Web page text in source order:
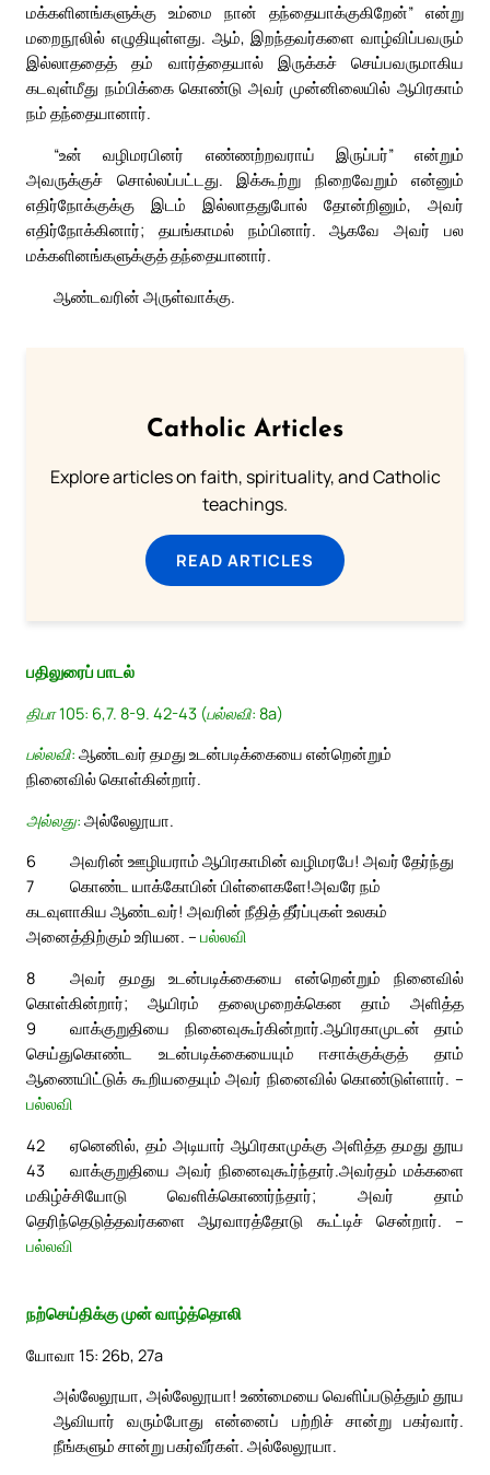
மக்களினங்களுக்கு உம்மை நான் தந்தையாக்குகிறேன்” என்று
மறைநூலில் எழுதியுள்ளது. ஆம், இறந்தவர்களை வாழ்விப்பவரும்
இல்லாததைத் தம் வார்த்தையால் இருக்கச் செய்பவருமாகிய
கடவுள்மீது நம்பிக்கை கொண்டு அவர் முன்னிலையில் ஆபிரகாம்
நம் தந்தையானார்.
“உன் வழிமரபினர் எண்ணற்றவராய் இருப்பர்” என்றும்
அவருக்குச் சொல்லப்பட்டது. இக்கூற்று நிறைவேறும் என்னும்
எதிர்நோக்குக்கு இடம் இல்லாததுபோல் தோன்றினும், அவர்
எதிர்நோக்கினார்; தயங்காமல் நம்பினார். ஆகவே அவர் பல
மக்களினங்களுக்குத் தந்தையானார்.
ஆண்டவரின் அருள்வாக்கு.
Catholic Articles
Explore articles on faith, spirituality, and Catholic
teachings.
READ ARTICLES
பதிலுரைப் பாடல்
திபா 105: 6,7. 8-9. 42-43 (பல்லவி: 8a)
பல்லவி: ஆண்டவர் தமது உடன்படிக்கையை என்றென்றும்
நினைவில் கொள்கின்றார்.
அல்லது: அல்லேலூயா.
6
அவரின் ஊழியராம் ஆபிரகாமின் வழிமரபே! அவர் தேர்ந்து
கொண்ட யாக்கோபின் பிள்ளைகளே!
7
அவரே நம்
கடவுளாகிய ஆண்டவர்! அவரின் நீதித் தீர்ப்புகள் உலகம்
அனைத்திற்கும் உரியன. – பல்லவி
8
அவர் தமது உடன்படிக்கையை என்றென்றும் நினைவில்
கொள்கின்றார்; ஆயிரம் தலைமுறைக்கென தாம் அளித்த
வாக்குறுதியை நினைவுகூர்கின்றார்.
9
ஆபிரகாமுடன் தாம்
செய்துகொண்ட உடன்படிக்கையையும் ஈசாக்குக்குத் தாம்
ஆணையிட்டுக் கூறியதையும் அவர் நினைவில் கொண்டுள்ளார். –
பல்லவி
42
ஏனெனில், தம் அடியார் ஆபிரகாமுக்கு அளித்த தமது தூய
வாக்குறுதியை அவர் நினைவுகூர்ந்தார்.
43
அவர்தம் மக்களை
மகிழ்ச்சியோடு வெளிக்கொணர்ந்தார்; அவர் தாம்
தெரிந்தெடுத்தவர்களை ஆரவாரத்தோடு கூட்டிச் சென்றார். –
பல்லவி
நற்செய்திக்கு முன் வாழ்த்தொலி
யோவா 15: 26b, 27a
அல்லேலூயா, அல்லேலூயா! உண்மையை வெளிப்படுத்தும் தூய
ஆவியார் வரும்போது என்னைப் பற்றிச் சான்று பகர்வார்.
நீங்களும் சான்று பகர்வீர்கள். அல்லேலூயா.